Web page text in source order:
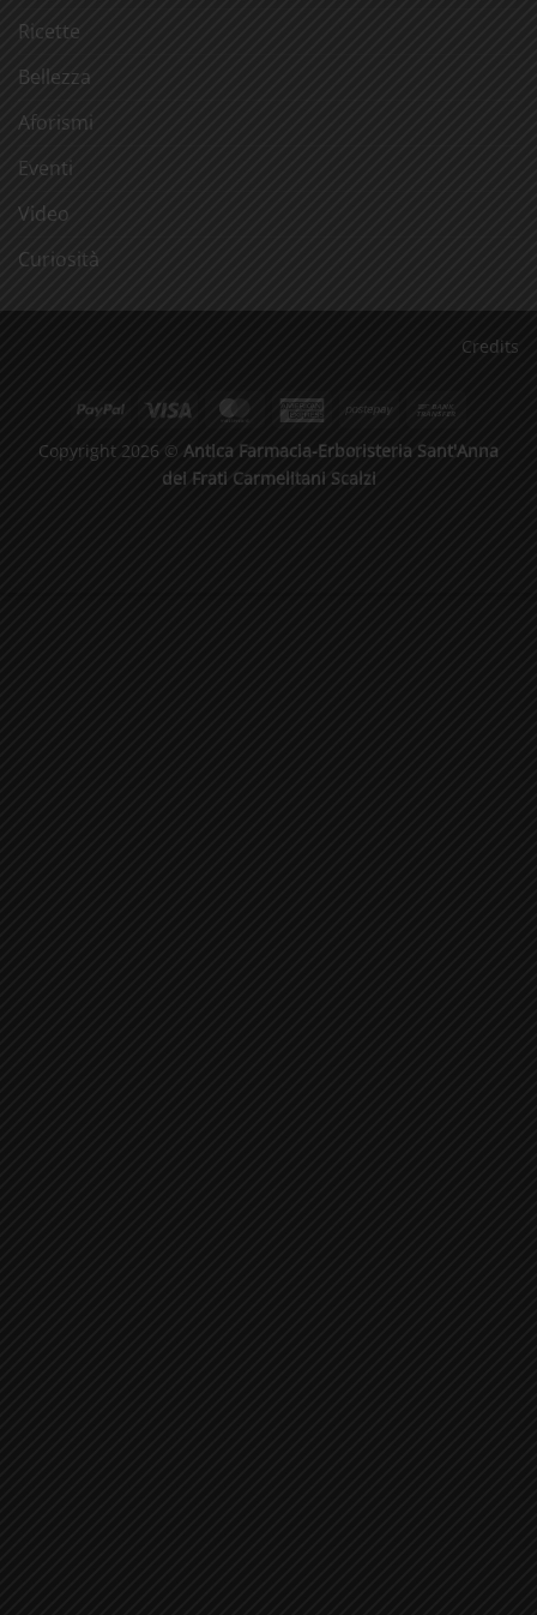
Ricette
Bellezza
Aforismi
Eventi
Video
Curiosità
Credits
PayPal Visa MasterCardAmerican Postepay
Copyright 2026 © Antica Farmacia-Erboristeria Sant'Anna
dei Frati Carmelitani Scalzi